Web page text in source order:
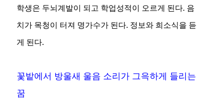
학생은 두뇌계발이 되고 학업성적이 오르게 된다. 음
치가 목청이 터져 명가수가 된다. 정보와 희소식을 듣
게 된다.
꽃밭에서 방울새 울음 소리가 그윽하게 들리는
꿈